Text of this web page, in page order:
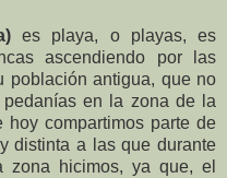
es playa, o playas, es
ascendiendo por las
población antigua, que no
pedanías en la zona de la
hoy compartimos parte de
distinta a las que durante
hicimos, ya que, el